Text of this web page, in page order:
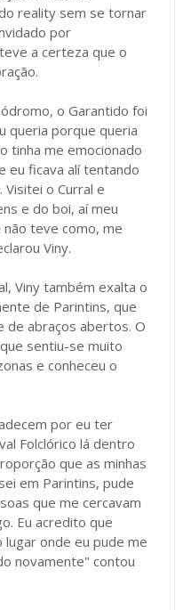
reality sem se tornar
por
a certeza que o
o Garantido foi
queria porque queria
tinha me emocionado
eu ficava alí tentando
o Curral e
e do boi, aí meu
teve como, me
Viny.
Viny também exalta o
de Parintins, que
de abraços abertos. O
sentiu-se muito
e conheceu o
por eu ter
Folclórico lá dentro
que as minhas
em Parintins, pude
que me cercavam
Eu acredito que
onde eu pude me
novamente" contou